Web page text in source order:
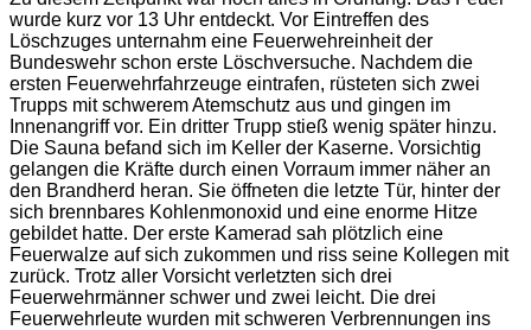
wurde kurz vor 13 Uhr entdeckt. Vor Eintreffen des
Löschzuges unternahm eine Feuerwehreinheit der
Bundeswehr schon erste Löschversuche. Nachdem die
ersten Feuerwehrfahrzeuge eintrafen, rüsteten sich zwei
Trupps mit schwerem Atemschutz aus und gingen im
Innenangriff vor. Ein dritter Trupp stieß wenig später hinzu.
Die Sauna befand sich im Keller der Kaserne. Vorsichtig
gelangen die Kräfte durch einen Vorraum immer näher an
den Brandherd heran. Sie öffneten die letzte Tür, hinter der
sich brennbares Kohlenmonoxid und eine enorme Hitze
gebildet hatte. Der erste Kamerad sah plötzlich eine
Feuerwalze auf sich zukommen und riss seine Kollegen mit
zurück. Trotz aller Vorsicht verletzten sich drei
Feuerwehrmänner schwer und zwei leicht. Die drei
Feuerwehrleute wurden mit schweren Verbrennungen ins